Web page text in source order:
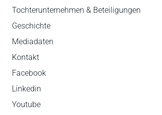
Tochterunternehmen & Beteiligungen
Geschichte
Mediadaten
Kontakt
Facebook
Linkedin
Youtube